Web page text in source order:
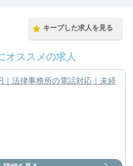
キープした求人を見る
オススメの求人
｜法律事務所の電話対応｜未経